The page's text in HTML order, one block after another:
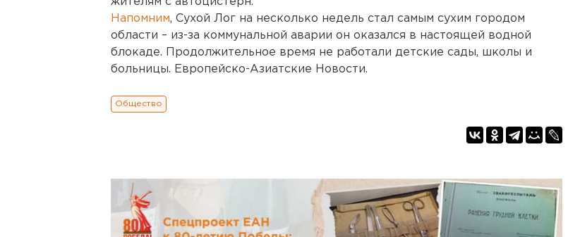
Напомним, Сухой Лог на несколько недель стал самым сухим городом
области – из-за коммунальной аварии он оказался в настоящей водной
блокаде. Продолжительное время не работали детские сады, школы и
больницы. Европейско-Азиатские Новости.
Общество